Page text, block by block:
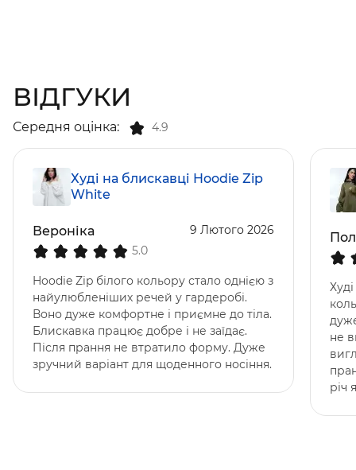
ВІДГУКИ
Середня оцінка: 4.9
Худі на блискавці Hoodie Zip
White
Вероніка
5.0
9 Лютого 2026
Hoodie Zip білого кольору стало однією з
найулюбленіших речей у гардеробі.
Воно дуже комфортне і приємне до тіла.
Блискавка працює добре і не заїдає.
Після прання не втратило форму. Дуже
зручний варіант для щоденного носіння.
не
річ